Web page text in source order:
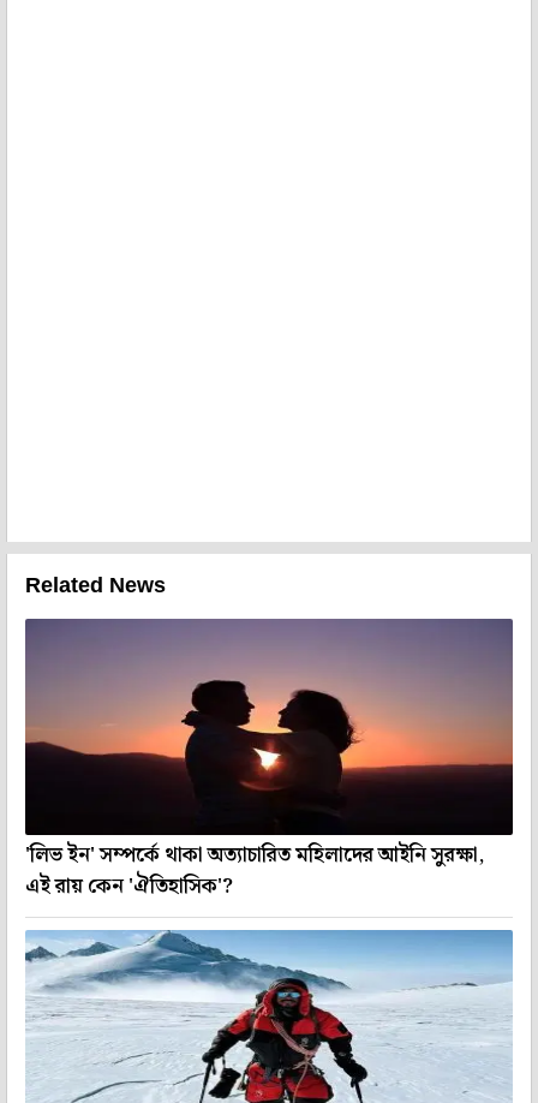
Related News
'লিভ ইন' সম্পর্কে থাকা অত্যাচারিত মহিলাদের আইনি সুরক্ষা,
এই রায় কেন 'ঐতিহাসিক'?